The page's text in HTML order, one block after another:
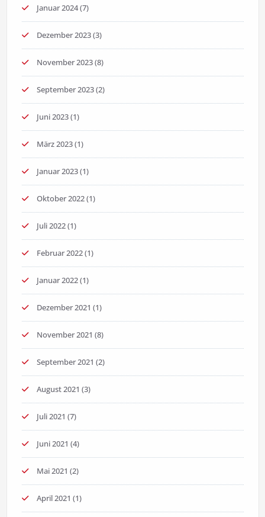
Januar 2024(7)
Dezember 2023(3)
November 2023(8)
September 2023(2)
Juni 2023(1)
März 2023(1)
Januar 2023(1)
Oktober 2022(1)
Juli 2022(1)
Februar 2022(1)
Januar 2022(1)
Dezember 2021 (1)
November 2021 (8)
September 2021 (2)
August 2021 (3)
Juli 2021 (7)
Juni 2021 (4)
Mai 2021 (2)
April 2021 (1)